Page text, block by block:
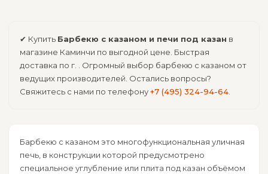
✔ Купить Барбекю с казаном и печи под казан в
магазине Каминчи по выгодной цене. Быстрая
доставка по г. . Огромный выбор барбекю с казаном от
ведущих производителей. Остались вопросы?
Свяжитесь с нами по телефону+7 (495) 324-94-64
Барбекю с казаном это многофункциональная уличная
печь, в конструкции которой предусмотрено
специальное углубление или плита под казан объёмом